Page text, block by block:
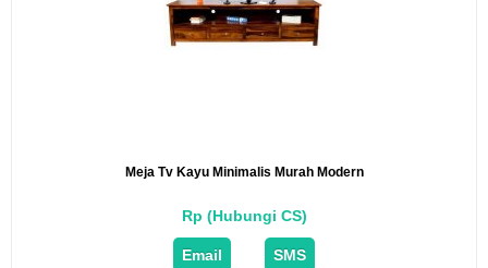
Meja Tv Kayu Minimalis Murah Modern
Rp (Hubungi CS)
Email SMS